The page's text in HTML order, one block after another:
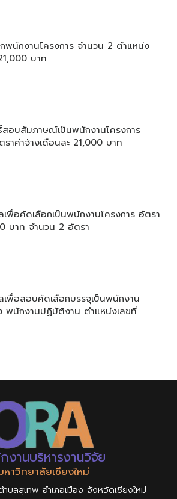
พนักงานโครงการ จำนวน 2 ตำแหน่ง
บาท
สอบสัมภาษณ์เป็นพนักงานโครงการ
าค่าจ้างเดือนละ 21,000 บาท
พื่อคัดเลือกเป็นพนักงานโครงการ อัตรา
บาท จำนวน 2 อัตรา
เพื่อสอบคัดเลือกบรรจุเป็นพนักงาน
พนักงานปฏิบัติงาน ตำแหน่งเลขที่
งานบริหารงานวิจัย
หาวิทยาลัยเชียงใหม่
ลสุเทพ อำเภอเมือง จังหวัดเชียงใหม่